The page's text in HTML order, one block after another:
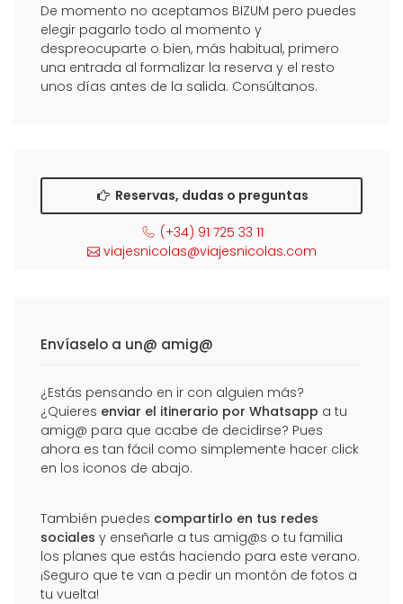
De momento no aceptamos BIZUM pero puedes
elegir pagarlo todo al momento y
despreocuparte o bien, más habitual, primero
una entrada al formalizar la reserva y el resto
unos días antes de la salida. Consúltanos.
Reservas, dudas o preguntas
(+34) 91 725 33 11
viajesnicolas@viajesnicolas.com
Envíaselo a un@ amig@
¿Estás pensando en ir con alguien más?
¿Quieres enviar el itinerario por Whatsapp a tu
amig@ para que acabe de decidirse? Pues
ahora es tan fácil como simplemente hacer click
en los iconos de abajo.
También puedes compartirlo en tus redes
sociales y enseñarle a tus amig@s o tu familia
los planes que estás haciendo para este verano.
¡Seguro que te van a pedir un montón de fotos a
tu vuelta!